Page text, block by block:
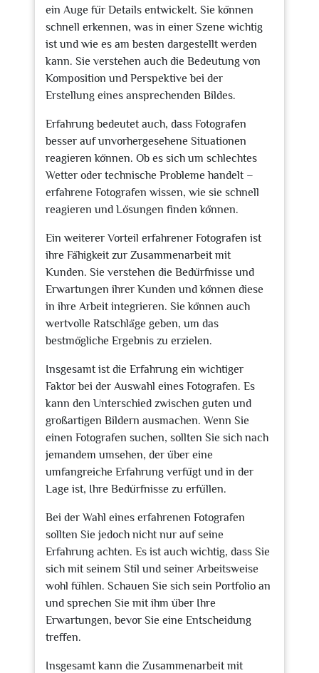
ein Auge für Details entwickelt. Sie können
schnell erkennen, was in einer Szene wichtig
ist und wie es am besten dargestellt werden
kann. Sie verstehen auch die Bedeutung von
Komposition und Perspektive bei der
Erstellung eines ansprechenden Bildes.
Erfahrung bedeutet auch, dass Fotografen
besser auf unvorhergesehene Situationen
reagieren können. Ob es sich um schlechtes
Wetter oder technische Probleme handelt –
erfahrene Fotografen wissen, wie sie schnell
reagieren und Lösungen finden können.
Ein weiterer Vorteil erfahrener Fotografen ist
ihre Fähigkeit zur Zusammenarbeit mit
Kunden. Sie verstehen die Bedürfnisse und
Erwartungen ihrer Kunden und können diese
in ihre Arbeit integrieren. Sie können auch
wertvolle Ratschläge geben, um das
bestmögliche Ergebnis zu erzielen.
Insgesamt ist die Erfahrung ein wichtiger
Faktor bei der Auswahl eines Fotografen. Es
kann den Unterschied zwischen guten und
großartigen Bildern ausmachen. Wenn Sie
einen Fotografen suchen, sollten Sie sich nach
jemandem umsehen, der über eine
umfangreiche Erfahrung verfügt und in der
Lage ist, Ihre Bedürfnisse zu erfüllen.
Bei der Wahl eines erfahrenen Fotografen
sollten Sie jedoch nicht nur auf seine
Erfahrung achten. Es ist auch wichtig, dass Sie
sich mit seinem Stil und seiner Arbeitsweise
wohl fühlen. Schauen Sie sich sein Portfolio an
und sprechen Sie mit ihm über Ihre
Erwartungen, bevor Sie eine Entscheidung
treffen.
Insgesamt kann die Zusammenarbeit mit